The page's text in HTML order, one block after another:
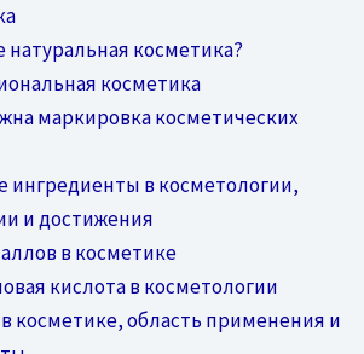
натуральная косметика?
косметика
маркировка косметических
ингредиенты в косметологии,
и достижения
в косметике
кислота в косметологии
косметике, область применения и